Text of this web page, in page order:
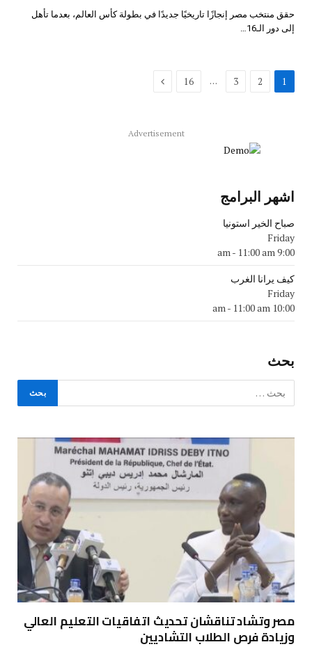
حقق منتخب مصر إنجازًا تاريخيًا جديدًا في بطولة كأس العالم، بعدما تأهل
إلى دور الـ16…
1
2
3
…
16 التالي
Advertisement
اشهر البرامج
صباح الخير استونيا
Friday
9:00 am
- 11:00 am
كيف يرانا الغرب
Friday
10:00 am
- 11:00 am
بحث
مصر وتشاد تناقشان تحديث اتفاقيات التعليم العالي
وزيادة فرص الطلاب التشاديين